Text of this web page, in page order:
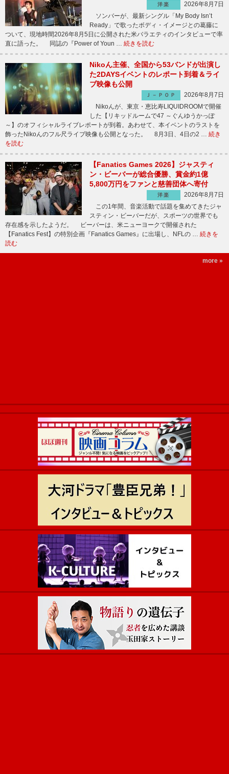
洋楽
2026年8月7日
ソンバーが、最新シングル「My Body Isn’t
Ready」で歌ったボディ・イメージとの葛藤に
ついて、現地時間2026年8月5日に公開された米バラエティのインタビューで率
直に語った。 同誌の『Power of Youn … 続きを読む
Nikoん主催、全国から53バンドが出演し
た2DAYSイベントのレポート到着＆ライ
ブ映像も公開
Ｊ－ＰＯＰ
2026年8月7日
Nikoんが、東京・恵比寿LIQUIDROOMで開催
した【リキッドルームで47 ～ぐんゆうかっぽ
～】のオフィシャルライブレポートが到着。あわせて、本イベントのラストを
飾ったNikoんのフル尺ライブ映像も公開となった。 8月3日、4日の2 … 続き
を読む
【Fanatics Games 2026】ジャスティ
ン・ビーバーが総合優勝、賞金約1億
5,800万円をファンと慈善団体へ寄付
洋楽
2026年8月7日
この1年間、音楽活動で話題を集めてきたジャ
スティン・ビーバーだが、スポーツの世界でも
存在感を示したようだ。 ビーバーは、米ニューヨークで開催された
【Fanatics Fest】の特別企画『Fanatics Games』に出場し、NFLの … 続きを
読む
more »